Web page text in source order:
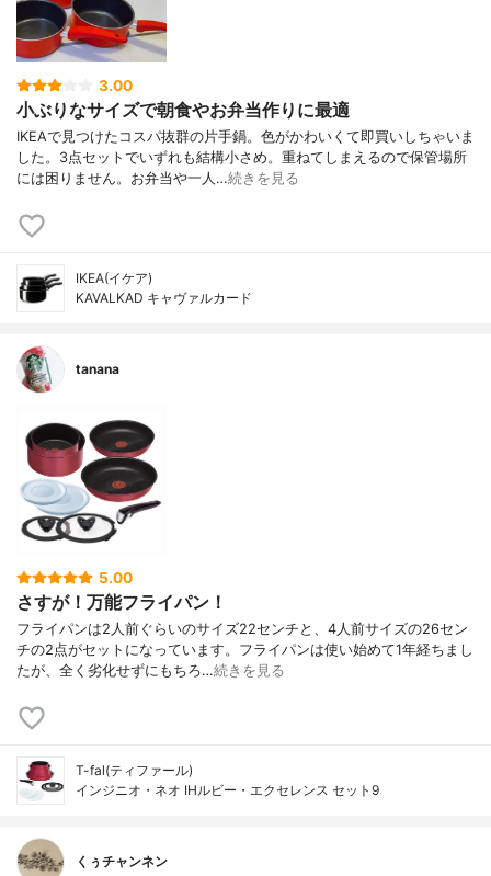
3.00
小ぶりなサイズで朝食やお弁当作りに最適
IKEAで見つけたコスパ抜群の片手鍋。色がかわいくて即買いしちゃいま
した。3点セットでいずれも結構小さめ。重ねてしまえるので保管場所
には困りません。お弁当や一人…続きを見る
IKEA(イケア)
KAVALKAD キャヴァルカード
tanana
5.00
さすが！万能フライパン！
フライパンは2人前ぐらいのサイズ22センチと、4人前サイズの26セン
チの2点がセットになっています。フライパンは使い始めて1年経ちまし
たが、全く劣化せずにもちろ…続きを見る
T-fal(ティファール)
インジニオ・ネオ IHルビー・エクセレンス セット9
くぅチャンネン